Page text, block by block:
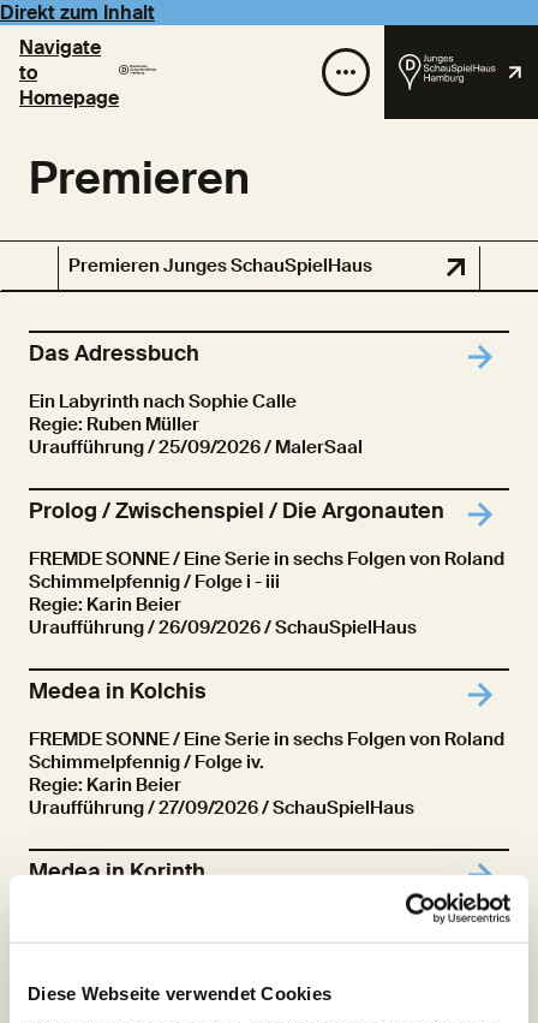
Diese Webseite verwendet Cookies
Direkt zum Inhalt
Navigate
to
Homepage
Premieren
Premieren Junges SchauSpielHaus
Das Adressbuch
Ein Labyrinth nach Sophie Calle
Regie: Ruben Müller
Uraufführung/ 25/09/2026 / MalerSaal
Prolog / Zwischenspiel / Die Argonauten
FREMDE SONNE / Eine Serie in sechs Folgen von Roland
Schimmelpfennig / Folge i - iii
Regie: Karin Beier
Uraufführung/ 26/09/2026 / SchauSpielHaus
Medea in Kolchis
FREMDE SONNE / Eine Serie in sechs Folgen von Roland
Schimmelpfennig / Folge iv.
Regie: Karin Beier
Uraufführung/ 27/09/2026 / SchauSpielHaus
Medea in Korinth
FREMDE SONNE / Eine Serie in sechs Folgen von Roland
Schimmelpfennig / Folge v.
Uraufführung/ 27/09/2026 / SchauSpielHaus